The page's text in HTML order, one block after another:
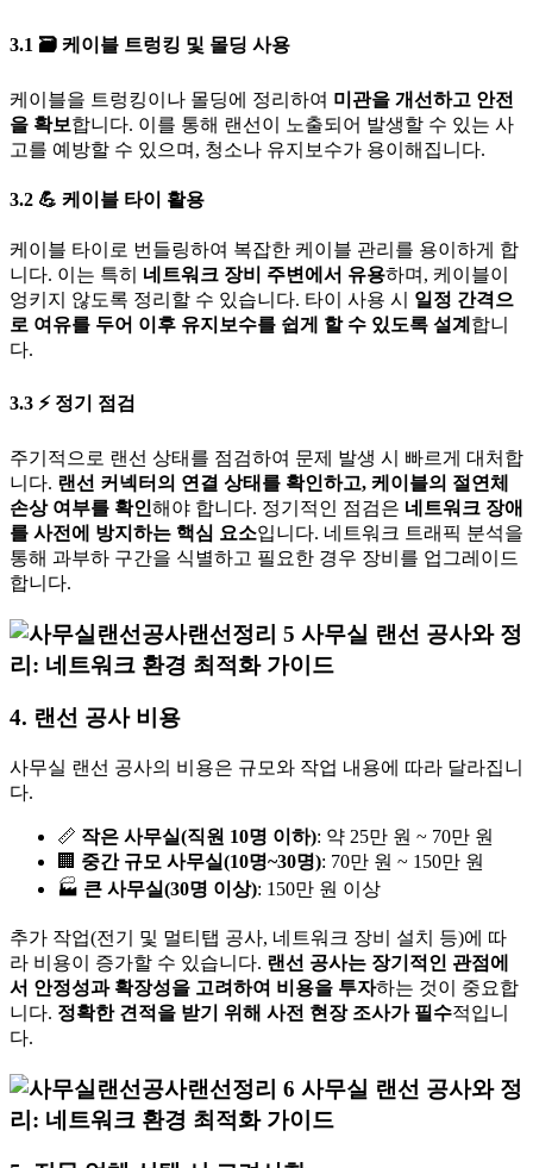
3.1 🗃️ 케이블 트렁킹 및 몰딩 사용
케이블을 트렁킹이나 몰딩에 정리하여 미관을 개선하고 안전
을 확보합니다. 이를 통해 랜선이 노출되어 발생할 수 있는 사
고를 예방할 수 있으며, 청소나 유지보수가 용이해집니다.
3.2 💪 케이블 타이 활용
케이블 타이로 번들링하여 복잡한 케이블 관리를 용이하게 합
니다. 이는 특히 네트워크 장비 주변에서 유용하며, 케이블이
엉키지 않도록 정리할 수 있습니다. 타이 사용 시 일정 간격으
로 여유를 두어 이후 유지보수를 쉽게 할 수 있도록 설계 합니
다.
3.3 ⚡정기 점검
주기적으로 랜선 상태를 점검하여 문제 발생 시 빠르게 대처합
니다. 랜선 커넥터의 연결 상태를 확인하고, 케이블의 절연체
손상 여부를 확인해야 합니다. 정기적인 점검은 네트워크 장애
를 사전에 방지하는 핵심 요소입니다. 네트워크 트래픽 분석을
통해 과부하 구간을 식별하고 필요한 경우 장비를 업그레이드
합니다.
4. 랜선 공사 비용
사무실 랜선 공사의 비용은 규모와 작업 내용에 따라 달라집니
다.
📏 작은 사무실(직원 10명 이하): 약 25만 원 ~ 70만 원
🏢 중간 규모 사무실(10명~30명): 70만 원 ~ 150만 원
🏭 큰 사무실(30명 이상): 150만 원 이상
추가 작업(전기 및 멀티탭 공사, 네트워크 장비 설치 등)에 따
라 비용이 증가할 수 있습니다. 랜선 공사는 장기적인 관점에
서 안정성과 확장성을 고려하여 비용을 투자하는 것이 중요합
니다. 정확한 견적을 받기 위해 사전 현장 조사가 필수적입니
다.